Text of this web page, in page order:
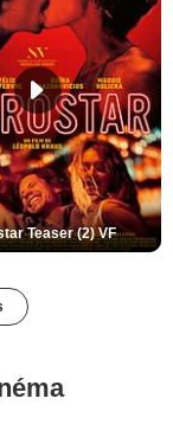
Teaser (2) VF